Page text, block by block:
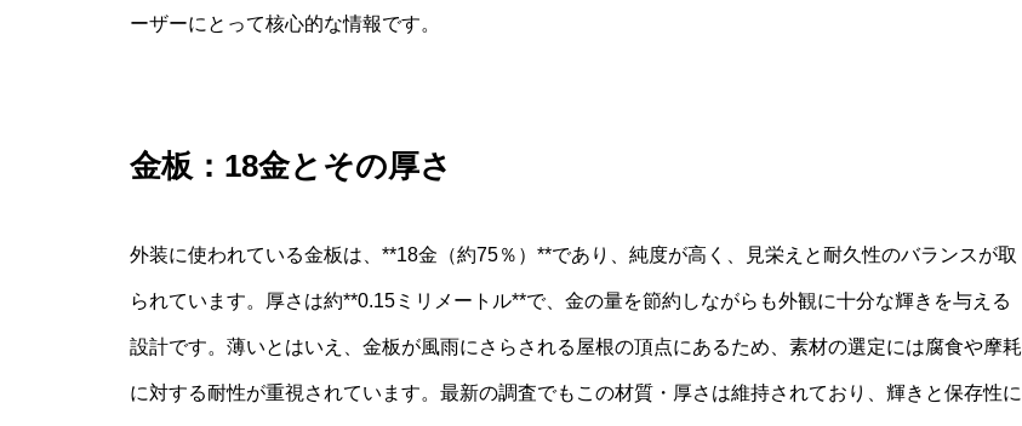
ーザーにとって核心的な情報です。
金板：18金とその厚さ
外装に使われている金板は、**18金（約75％）**であり、純度が高く、見栄えと耐久性のバランスが取
られています。厚さは約**0.15ミリメートル**で、金の量を節約しながらも外観に十分な輝きを与える
設計です。薄いとはいえ、金板が風雨にさらされる屋根の頂点にあるため、素材の選定には腐食や摩耗
に対する耐性が重視されています。最新の調査でもこの材質・厚さは維持されており、輝きと保存性に